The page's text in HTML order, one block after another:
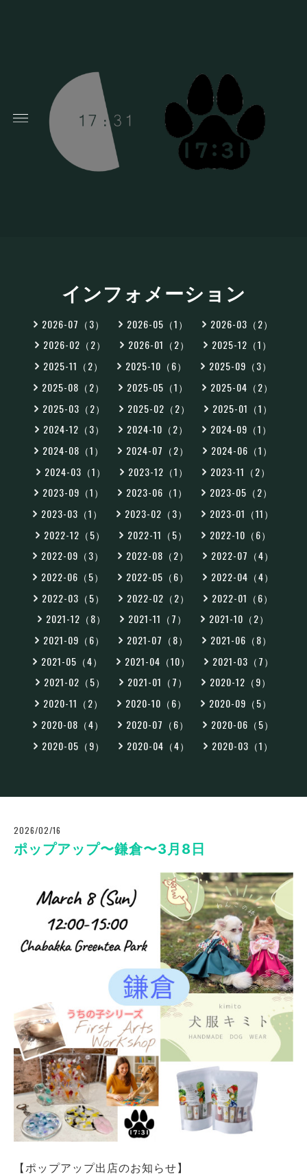
インフォメーション
2026-07（3） 2026-05（1）
2026-03（2）
2026-02（2）
2026-01（2）
2025-12（1）
2025-11（2）
2025-10（6）
2025-09（3）
2025-08（2）
2025-05（1）
2025-04（2）
2025-03（2）
2025-02（2）
2025-01（1）
2024-12（3）
2024-10（2）
2024-09（1）
2024-08（1）
2024-07（2）
2024-06（1）
2024-03（1）
2023-12（1）
2023-11（2）
2023-09（1）
2023-06（1）
2023-05（2）
2023-03（1）
2023-02（3）
2023-01（11）
2022-12（5）
2022-11（5）
2022-10（6）
2022-09（3）
2022-08（2）
2022-07（4）
2022-06（5）
2022-05（6）
2022-04（4）
2022-03（5）
2022-02（2）
2022-01（6）
2021-12（8）
2021-11（7）
2021-10（2）
2021-09（6）
2021-07（8）
2021-06（8）
2021-05（4）
2021-04（10）
2021-03（7）
2021-02（5）
2021-01（7）
2020-12（9）
2020-11（2）
2020-10（6）
2020-09（5）
2020-08（4）
2020-07（6）
2020-06（5）
2020-05（9）
2020-04（4） 2020-03（1）
2026/02/16
ポップアップ〜鎌倉〜3月8日
【ポップアップ出店のお知らせ】